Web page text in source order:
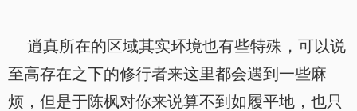
逍真所在的区域其实环境也有些特殊，可以说
至高存在之下的修行者来这里都会遇到一些麻
烦，但是于陈枫对你来说算不到如履平地，也只